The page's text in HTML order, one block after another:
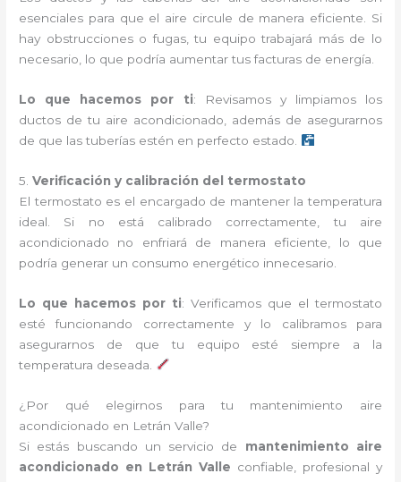
esenciales para que el aire circule de manera eficiente. Si
hay obstrucciones o fugas, tu equipo trabajará más de lo
necesario, lo que podría aumentar tus facturas de energía.
Lo que hacemos por ti: Revisamos y limpiamos los
ductos de tu aire acondicionado, además de asegurarnos
de que las tuberías estén en perfecto estado.
5.Verificación y calibración del termostato
El termostato es el encargado de mantener la temperatura
ideal. Si no está calibrado correctamente, tu aire
acondicionado no enfriará de manera eficiente, lo que
podría generar un consumo energético innecesario.
Lo que hacemos por ti: Verificamos que el termostato
esté funcionando correctamente y lo calibramos para
asegurarnos de que tu equipo esté siempre a la
temperatura deseada.
¿Por qué elegirnos para tu mantenimiento aire
acondicionado en Letrán Valle?
Si estás buscando un servicio de mantenimiento aire
acondicionado en Letrán Valle confiable, profesional y